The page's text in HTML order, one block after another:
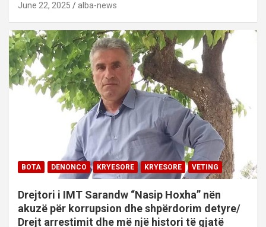
June 22, 2025 alba-news
BOTA DENONCO KRYESORE KRYESORE VETING
Drejtori i IMT Sarandw “Nasip Hoxha” nën
akuzë për korrupsion dhe shpërdorim detyre/
Drejt arrestimit dhe më një histori të gjatë